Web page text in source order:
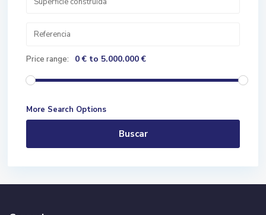
Price range: 0 € to 5.000.000 €
More Search Options
Buscar